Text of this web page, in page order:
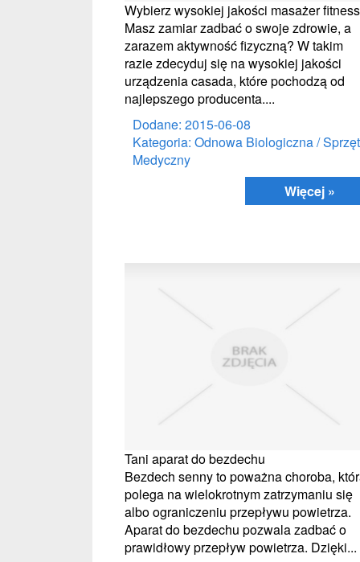
Wybierz wysokiej jakości masażer fitness
Masz zamiar zadbać o swoje zdrowie, a
zarazem aktywność fizyczną? W takim
razie zdecyduj się na wysokiej jakości
urządzenia casada, które pochodzą od
najlepszego producenta....
Dodane: 2015-06-08
Kategoria: Odnowa Biologiczna / Sprzęt
Medyczny
Więcej »
Tani aparat do bezdechu
Bezdech senny to poważna choroba,
polega na wielokrotnym zatrzymaniu się
albo ograniczeniu przepływu powietrza.
Aparat do bezdechu pozwala zadbać o
prawidłowy przepływ powietrza. Dzięki...